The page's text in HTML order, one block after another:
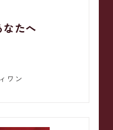
なたへ
ワン